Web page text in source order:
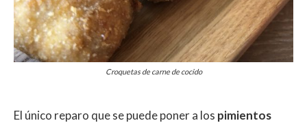
Croquetas de carne de cocido
El único reparo que se puede poner a los pimientos